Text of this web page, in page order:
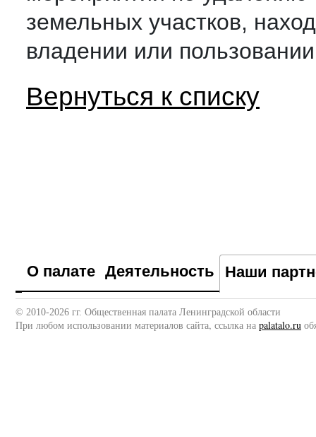
земельных участков,
владении или
Вернуться к списку
О палате Деятельность Наши
© 2010-2026 гг. Общественная палата Ленинградской области
При любом использовании материалов сайта, ссылка на palatalo.ru